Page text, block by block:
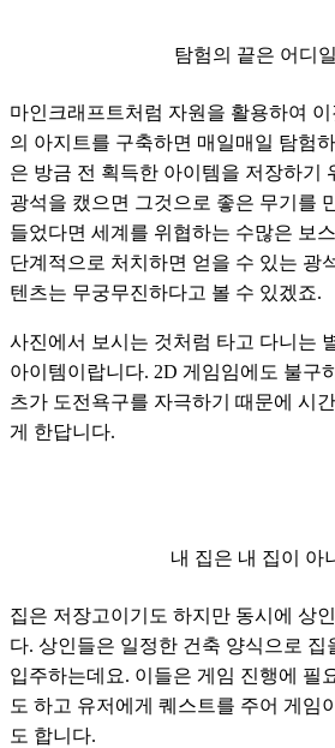
탐험의 끝은 어디
마인크래프트처럼 자원을 활용하여
의 아지트를 구축하면 매일매일 탐험
은 방금 전 획득한 아이템을 저장하기
광석을 캤으면 그것으로 좋은 무기를
들었다면 세계를 위협하는 수많은 보
단계적으로 처치하면 얻을 수 있는 광
텐츠는 무궁무진하다고 볼 수 있겠죠.
사진에서 보시는 것처럼 타고 다니는
아이템이랍니다. 2D 게임임에도 불구
츠가 도전욕구를 자극하기 때문에 시
게 한답니다.
내 집은 내 집이 아
집은 저장고이기도 하지만 동시에 상
다. 상인들은 일정한 건축 양식으로 집
입주하는데요. 이들은 게임 진행에 필
도 하고 유저에게 퀘스트를 주어 게임
도 합니다.